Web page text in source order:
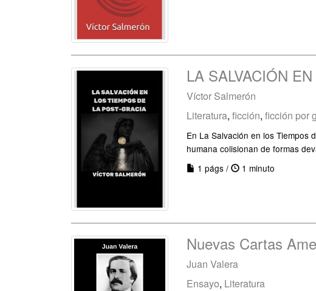
LA SALVACIÓN
Víctor Salmerón
Literatura, ficción, ficción por
En La Salvación en los Tiempos
humana colisionan de formas
1 págs /
1 minuto
Nuevas Cartas
Juan Valera
Ensayo, Literatura